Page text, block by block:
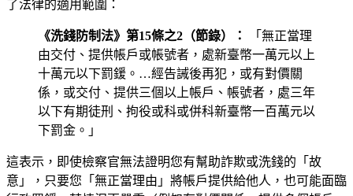
了法律的適用範圍：
《洗錢防制法》第15條之2（節錄）：
「無正當理
由交付、提供帳戶或帳號者，處新臺幣一萬元以上
十萬元以下罰鍰。…經告誡後再犯，或有對價關
係，或交付、提供三個以上帳戶、帳號者，處三年
以下有期徒刑、拘役或科或併科新臺幣一百萬元以
下罰金。」
這表示，即使檢察官無法證明您有幫助詐欺或洗錢的「故
意」，只要您「無正當理由」將帳戶提供給他人，也可能面臨